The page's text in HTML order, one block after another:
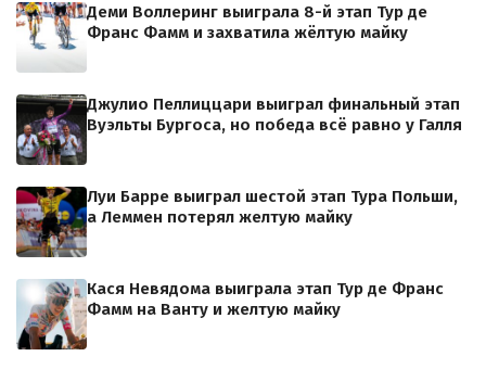
Деми Воллеринг выиграла 8-й этап Тур де
Франс Фамм и захватила жёлтую майку
Джулио Пеллиццари выиграл финальный этап
Вуэльты Бургоса, но победа всё равно у Галля
Луи Барре выиграл шестой этап Тура Польши,
а Леммен потерял желтую майку
Кася Невядома выиграла этап Тур де Франс
Фамм на Ванту и желтую майку